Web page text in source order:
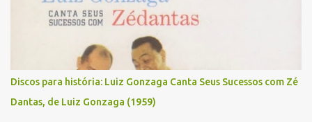
Discos para história: Luiz Gonzaga Canta Seus Sucessos com Zé
Dantas, de Luiz Gonzaga (1959)